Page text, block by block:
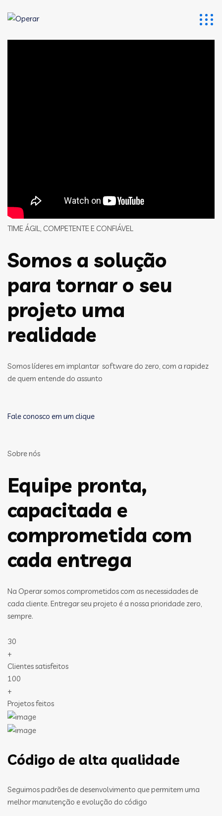
TIME ÁGIL, COMPETENTE E CONFIÁVEL
Somos a solução
para tornar o seu
projeto uma
realidade
Somos líderes em implantar software do zero, com a rapidez
de quem entende do assunto
Fale conosco em um clique
Sobre nós
Equipe pronta,
capacitada e
comprometida com
cada entrega
Na Operar somos comprometidos com as necessidades de
cada cliente. Entregar seu projeto é a nossa prioridade zero,
sempre.
30
+
Clientes satisfeitos
100
+
Projetos feitos
Código de alta qualidade
Seguimos padrões de desenvolvimento que permitem uma
melhor manutenção e evolução do código